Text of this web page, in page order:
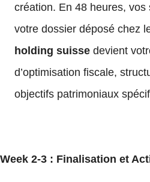
création. En 48 heures,
votre dossier déposé chez
holding suisse devient
d’optimisation fiscale,
objectifs patrimoniaux
Week 2-3 : Finalisation et